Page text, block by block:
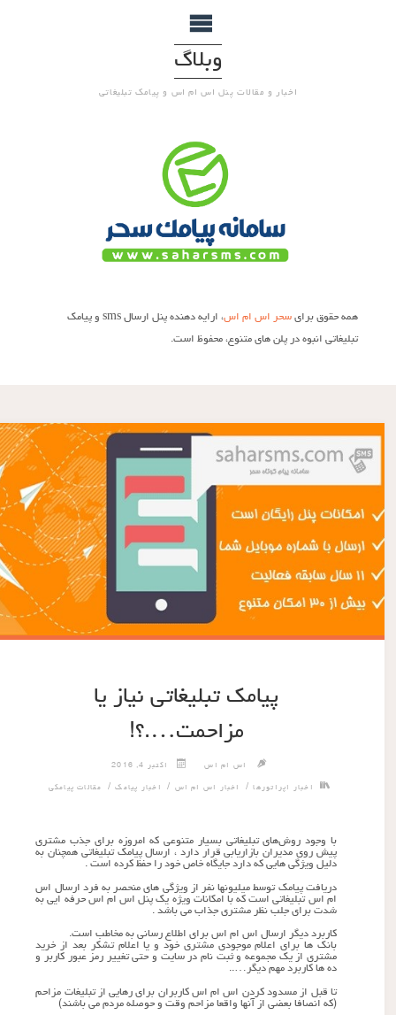
وبلاگ
اخبار و مقالات پنل اس ام اس و پیامک تبلیغاتی
همه حقوق برایسحر اس ام اس
، ارایه دهنده پنل ارسال sms و پیامک
تبلیغاتی انبوه در پلن های متنوع، محفوظ است.
پیامک تبلیغاتی نیاز یا
مزاحمت….؟!
اس ام اس اکتبر 4, 2016
اخبار اپراتورها/ اخبار اس ام اس/ اخبار پیامک/ مقالات پیامکی
با وجود روش‌های تبلیغاتی بسیار متنوعی که امروزه برای جذب مشتری
پیش روی مدیران بازاریابی قرار دارد ، ارسال پیامک تبلیغاتی همچنان به
دلیل ویژگی هایی که دارد جایگاه خاص خود را حفظ کرده است .
دریافت پیامک توسط میلیونها نفر از ویژگی های منحصر به فرد ارسال اس
ام اس تبلیغاتی است که با امکانات ویژه یک پنل اس ام اس حرفه ایی به
شدت برای جلب نظر مشتری جذاب می باشد .
کاربرد دیگر ارسال اس ام اس برای اطلاع رسانی به مخاطب است.
بانک ها برای اعلام موجودی مشتری خود و یا اعلام تشکر بعد از خرید
مشتری از یک مجموعه و ثبت نام در سایت و حتی تغییر رمز عبور کاربر و
ده ها کاربرد مهم دیگر…..
تا قبل از مسدود کردن اس ام اس کاربران برای رهایی از تبلیغات مزاحم
(که انصافا بعضی از آنها واقعا مزاحم وقت و حوصله مردم می باشند)